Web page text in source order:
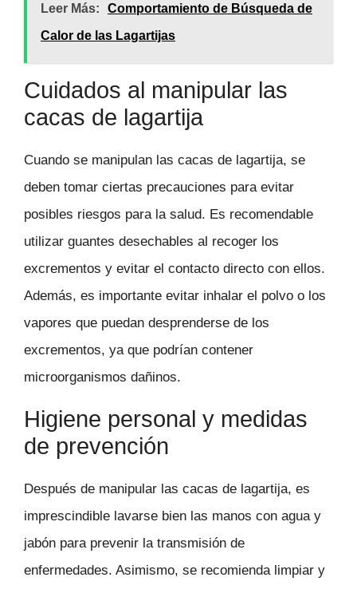
Leer Más:
Comportamiento de Búsqueda de
Calor de las Lagartijas
Cuidados al manipular las
cacas de lagartija
Cuando se manipulan las cacas de lagartija, se
deben tomar ciertas precauciones para evitar
posibles riesgos para la salud. Es recomendable
utilizar guantes desechables al recoger los
excrementos y evitar el contacto directo con ellos.
Además, es importante evitar inhalar el polvo o los
vapores que puedan desprenderse de los
excrementos, ya que podrían contener
microorganismos dañinos.
Higiene personal y medidas
de prevención
Después de manipular las cacas de lagartija, es
imprescindible lavarse bien las manos con agua y
jabón para prevenir la transmisión de
enfermedades. Asimismo, se recomienda limpiar y